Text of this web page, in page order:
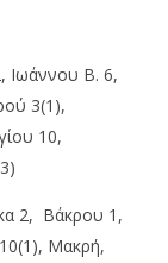
Ιωάννου Β. 6,
3(1),
10,
2, Βάκρου 1,
Μακρή,